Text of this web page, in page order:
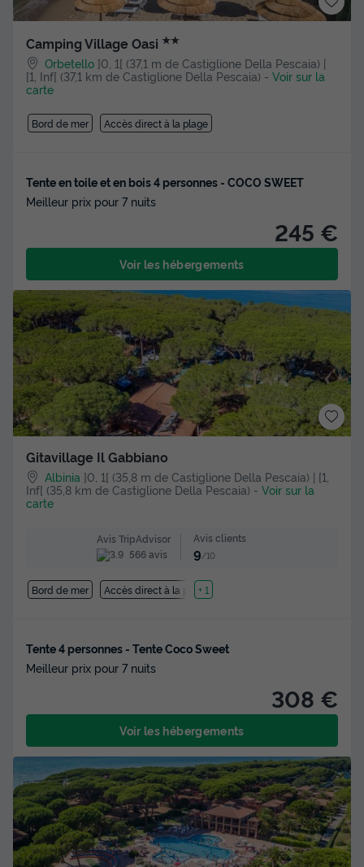
Camping Village Oasi ★★
Orbetello ]0, 1[ (37,1 m de Castiglione Della Pescaia) |
[1, Inf[ (37,1 km de Castiglione Della Pescaia) - Voir sur la
carte
Bord de mer Accès direct à la plage
Tente en toile et en bois 4 personnes - COCO SWEET
Meilleur prix pour 7 nuits
245 €
Voir les hébergements
Gitavillage Il Gabbiano
Albinia ]0, 1[ (35,8 m de Castiglione Della Pescaia) | [1,
Inf[ (35,8 km de Castiglione Della Pescaia) - Voir sur la
carte
Avis TripAdvisor
566 avis
Avis clients
9 /10
Bord de mer Accès direct à la plage
+ 1
Tente 4 personnes - Tente Coco Sweet
Meilleur prix pour 7 nuits
308 €
Voir les hébergements